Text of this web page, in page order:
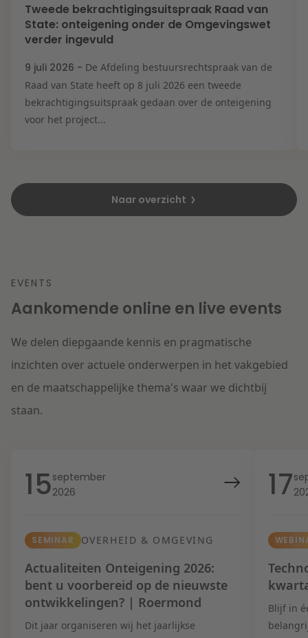
Tweede bekrachtigingsuitspraak Raad van
State: onteigening onder de Omgevingswet
verder ingevuld
9 juli 2026 - De Afdeling bestuursrechtspraak van de
Raad van State heeft op 8 juli 2026 een tweede
bekrachtigingsuitspraak gedaan over de onteigening
voor het project...
Naar overzicht
EVENTS
Aankomende online en live events
We delen diepgaande kennis en pragmatische
inzichten over actuele onderwerpen in het vakgebied
en de maatschappelijke thema's waar we dichtbij
staan.
15september
2026
SEMINAR OVERHEID & OMGEVING
Actualiteiten Onteigening 2026:
bent u voorbereid op de nieuwste
ontwikkelingen? | Roermond
Dit jaar organiseren wij het jaarlijkse
17
Blijf in